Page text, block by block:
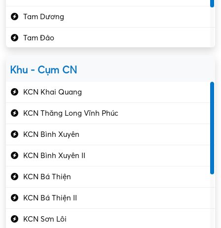
Kiểm soát chất lượng
Kỹ sư cơ khí
Kỹ sư điện
Kỹ thuật cao
Kỹ thuật mạng – IT
Làm bán thời gian
Lao động phổ thông
Lập trình – Phát triển
Luật – Công chứng
Tam Dương
Tam Đảo
Khu - Cụm CN
KCN Khai Quang
KCN Thăng Long Vĩnh Phúc
KCN Bình Xuyên
KCN Bình Xuyên II
KCN Bá Thiện
KCN Bá Thiện II
KCN Sơn Lôi